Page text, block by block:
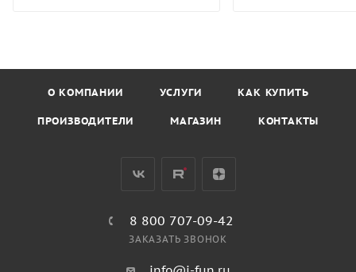
О КОМПАНИИ УСЛУГИ КАК КУПИТЬ
ПРОИЗВОДИТЕЛИ МАГАЗИН КОНТАКТЫ
8 800 707-09-42
ЗАКАЗАТЬ ЗВОНОК